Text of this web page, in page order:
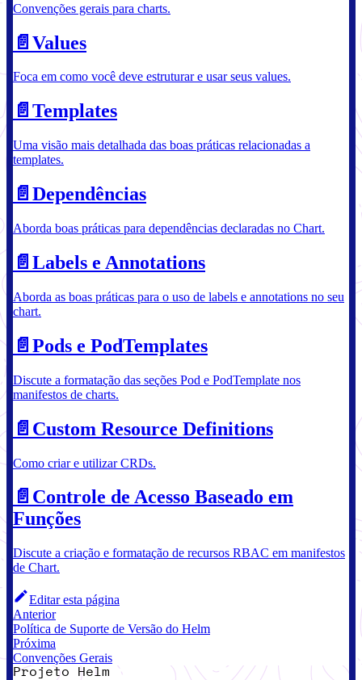
Convenções gerais para charts.
📄️ Values
Foca em como você deve estruturar e usar seus values.
📄️ Templates
Uma visão mais detalhada das boas práticas relacionadas a
templates.
📄️ Dependências
Aborda boas práticas para dependências declaradas no Chart.
📄️ Labels e Annotations
Aborda as boas práticas para o uso de labels e annotations no seu
chart.
📄️ Pods e PodTemplates
Discute a formatação das seções Pod e PodTemplate nos
manifestos de charts.
📄️ Custom Resource Definitions
Como criar e utilizar CRDs.
📄️ Controle de Acesso Baseado em
Funções
Discute a criação e formatação de recursos RBAC em manifestos
de Chart.
Editar esta página
Anterior
Política de Suporte de Versão do Helm
Próxima
Convenções Gerais
Projeto Helm